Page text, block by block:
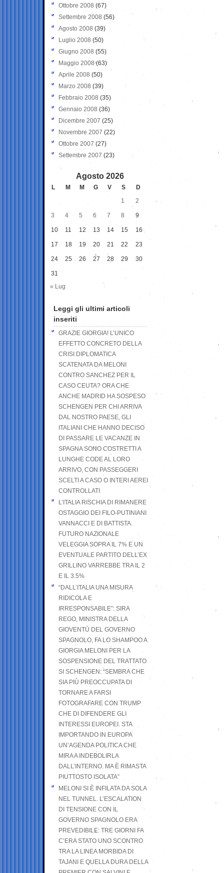
Ottobre 2008 (67)
Settembre 2008 (56)
Agosto 2008 (39)
Luglio 2008 (50)
Giugno 2008 (55)
Maggio 2008(63)
Aprile 2008 (50)
Marzo 2008 (39)
Febbraio 2008 (35)
Gennaio 2008 (36)
Dicembre 2007 (25)
Novembre 2007 (22)
Ottobre 2007 (27)
Settembre 2007 (23)
Agosto 2026
L M M G V S
D
1
2
3 4 5 6 7 8 9
10 11 12 13 14 15 16
17 18 19 20 21 22 23
24 25 26 27 28 29 30
31
« Lug
Leggi gli ultimi articoli
inseriti
GRAZIE GIORGIA! L’UNICO
EFFETTO CONCRETO DELLA
CRISI DIPLOMATICA
SCATENATA DA MELONI
CONTRO SANCHEZ PER IL
CASO CEUTA? ORA CHE
ANCHE MADRID HA SOSPESO
SCHENGEN PER CHI ARRIVA
DAL NOSTRO PAESE, GLI
ITALIANI CHE HANNO DECISO
DI PASSARE LE VACANZE IN
SPAGNA SONO COSTRETTI A
LUNGHE CODE AL LORO
ARRIVO, CON PASSEGGERI
SCELTI A CASO O INTERI AEREI
CONTROLLATI
L’ITALIA RISCHIA DI RIMANERE
OSTAGGIO DEI FILO-PUTINIANI
VANNACCI E DI BATTISTA.
FUTURO NAZIONALE
VELEGGIA SOPRA IL 7% E UN
EVENTUALE PARTITO DELL’EX
GRILLINO VARREBBE TRA IL 2
E IL 3.5%
“DALL’ITALIA UNA MISURA
RIDICOLA E
IRRESPONSABILE”: SIRA
REGO, MINISTRA DELLA
GIOVENTÙ DEL GOVERNO
SPAGNOLO, FA LO SHAMPOO A
GIORGIA MELONI PER LA
SOSPENSIONE DEL TRATTATO
SI SCHENGEN: “SEMBRA CHE
SIA PIÙ PREOCCUPATA DI
TORNARE A FARSI
FOTOGRAFARE CON TRUMP
CHE DI DIFENDERE GLI
INTERESSI EUROPEI. STA
IMPORTANDO IN EUROPA
UN’AGENDA POLITICA CHE
MIRA A INDEBOLIRLA
DALL’INTERNO. MA È RIMASTA
PIUTTOSTO ISOLATA”
MELONI SI È INFILATA DA SOLA
NEL TUNNEL. L’ESCALATION
DI TENSIONE CON IL
GOVERNO SPAGNOLO ERA
PREVEDIBILE: TRE GIORNI FA
C’ERA STATO UNO SCONTRO
TRA LA LINEA MORBIDA DI
TAJANI E QUELLA DURA DELLA